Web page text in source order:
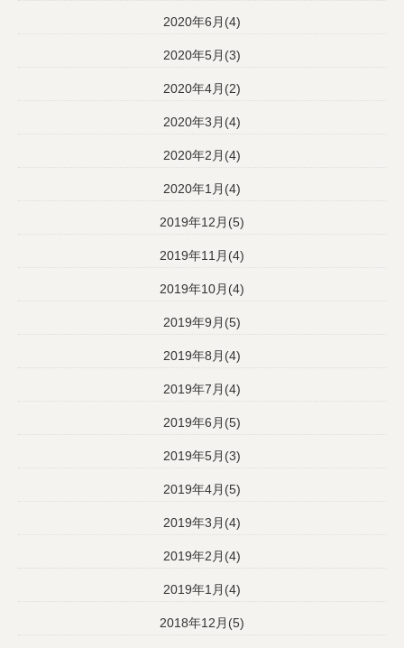
2020年6月(4)
2020年5月(3)
2020年4月(2)
2020年3月(4)
2020年2月(4)
2020年1月(4)
2019年12月(5)
2019年11月(4)
2019年10月(4)
2019年9月(5)
2019年8月(4)
2019年7月(4)
2019年6月(5)
2019年5月(3)
2019年4月(5)
2019年3月(4)
2019年2月(4)
2019年1月(4)
2018年12月(5)